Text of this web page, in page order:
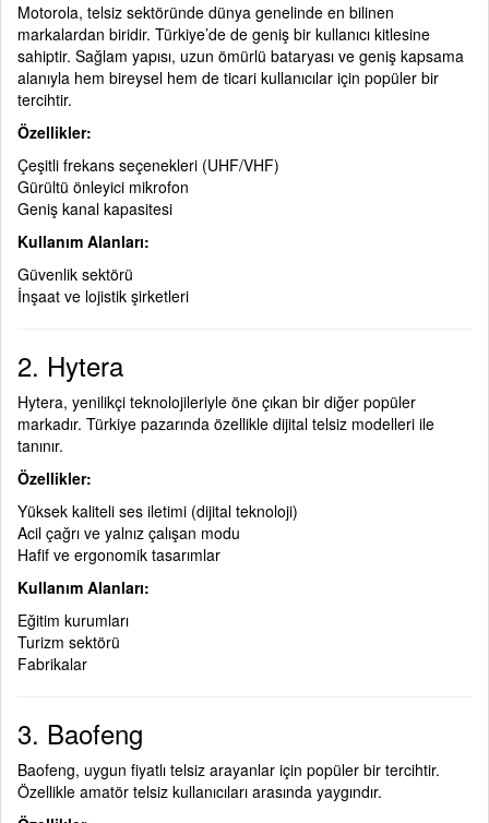
Motorola, telsiz sektöründe dünya genelinde en bilinen
markalardan biridir. Türkiye’de de geniş bir kullanıcı kitlesine
sahiptir. Sağlam yapısı, uzun ömürlü bataryası ve geniş kapsama
alanıyla hem bireysel hem de ticari kullanıcılar için popüler bir
tercihtir.
Özellikler:
Çeşitli frekans seçenekleri (UHF/VHF)
Gürültü önleyici mikrofon
Geniş kanal kapasitesi
Kullanım Alanları:
Güvenlik sektörü
İnşaat ve lojistik şirketleri
2. Hytera
Hytera, yenilikçi teknolojileriyle öne çıkan bir diğer popüler
markadır. Türkiye pazarında özellikle dijital telsiz modelleri ile
tanınır.
Özellikler:
Yüksek kaliteli ses iletimi (dijital teknoloji)
Acil çağrı ve yalnız çalışan modu
Hafif ve ergonomik tasarımlar
Kullanım Alanları:
Eğitim kurumları
Turizm sektörü
Fabrikalar
3. Baofeng
Baofeng, uygun fiyatlı telsiz arayanlar için popüler bir tercihtir.
Özellikle amatör telsiz kullanıcıları arasında yaygındır.